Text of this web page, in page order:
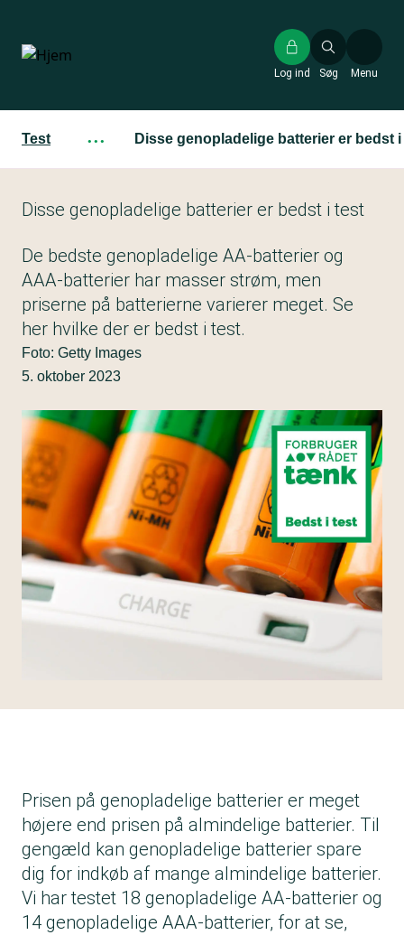
hovedindhold
Søg
Log ind Menu
Test ··· Disse genopladelige batterier er bedst
Disse genopladelige batterier er bedst i test
De bedste genopladelige AA-batterier og
AAA-batterier har masser strøm, men
priserne på batterierne varierer meget. Se
her hvilke der er bedst i test.
Foto: Getty Images
5. oktober 2023
Prisen på genopladelige batterier er meget
højere end prisen på almindelige batterier. Til
gengæld kan genopladelige batterier spare
dig for indkøb af mange almindelige batterier.
Vi har testet 18 genopladelige AA-batterier og
14 genopladelige AAA-batterier, for at se,